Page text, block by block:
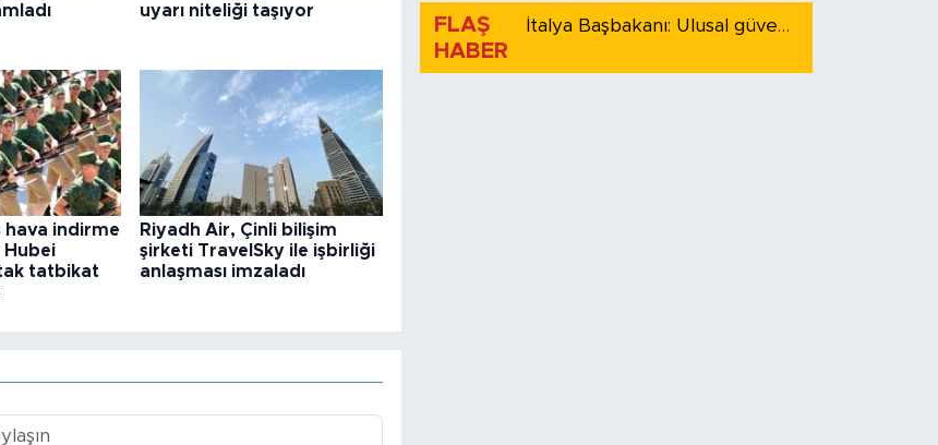
uyarı niteliği taşıyor
hava indirme
Hubei
tatbikat
Riyadh Air, Çinli bilişim
şirketi TravelSky ile işbirliği
anlaşması imzaladı
FLAŞ
HABER
İtalya Başbakanı: Ulusal güvenliği korumak için İspanya ile Schengen kapsamındaki serbest dolaşımı askıya alıyoruz